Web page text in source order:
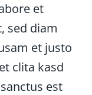
et
sed diam
et justo
clita kasd
est